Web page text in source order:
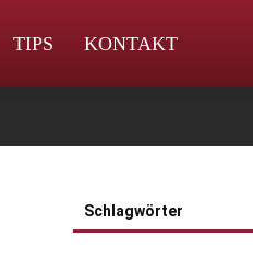
TIPS KONTAKT
Schlagwörter